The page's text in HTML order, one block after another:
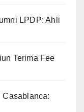
LPDP: Ahli
Terima Fee
Casablanca: